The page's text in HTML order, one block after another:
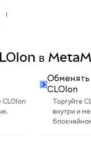
в
Обменять
CLOIon
Торгуйте
внутри и